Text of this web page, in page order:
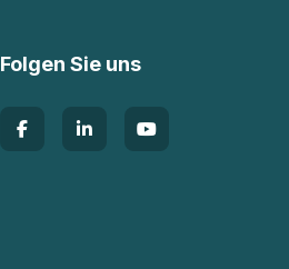
Folgen Sie uns